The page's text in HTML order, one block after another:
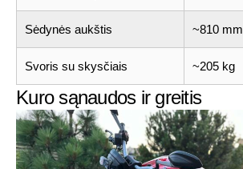
Sėdynės aukštis ~810 mm
Svoris su skysčiais ~205 kg
Kuro sąnaudos ir greitis